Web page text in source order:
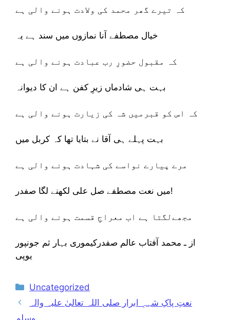
کہ تیرے گھر محمد کی ولادت ہونے والی ہے
خیال مصطفے آنا نمازوں میں سند ہے یہ
کہ مقبول حضورِ رب عبادت ہونے والی ہے
بہت ہی شادماں زیرِ کفن ہے ان کا دیوانہ
کہ اس کو قبرمیں شہ کی زیارت ہونے والی ہے
بہت پہلے ہی آقا نے بتایا تھا کہ کربل میں
مرے پیارے نواسے کی شہادت ہونے والی ہے
میں نعت مصطفے صل علی لکھنے لگا صفدر!
مجھےلگتا ہے اب معراجِ قسمت ہونے والی ہے
از ـ محمد آفتاب عالم صفدرکیموری بہار ثم جونپور
یوپی
Categories
Uncategorized
نعتِ پاکِ شہہِ ابرار صلی اللہ تعالیٰ علیہ والہ
وسلم